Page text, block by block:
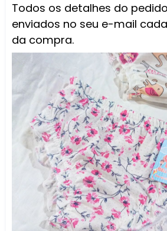
Todos os detalhes do
enviados no seu e-mail
da compra.